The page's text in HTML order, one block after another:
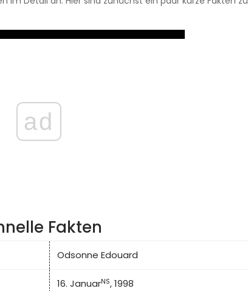
ad
Fakten
Odsonne Edouard
16. JanuarNS, 1998